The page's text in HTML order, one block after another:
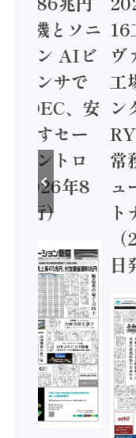
電機とソニ
コン AIビ
センサで
/ IDEC、安
かすセー
コントロ
2026年8
発行）
16
ヴ
工
ン
常
ュ
日